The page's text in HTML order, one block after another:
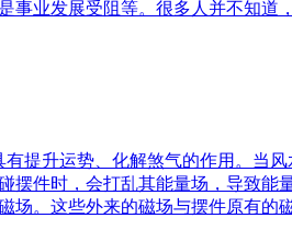
事业发展受阻等。很多人并不知道，
提升运势、化解煞气的作用。当
件时，会打乱其能量场，导致能
场。这些外来的磁场与摆件原有的